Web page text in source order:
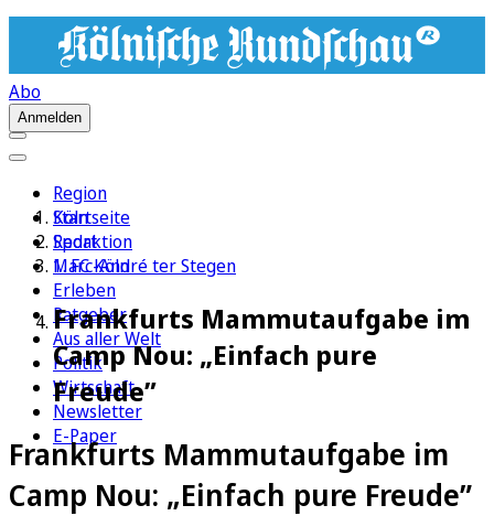
Abo
Anmelden
Region
Köln
Sport
1. FC Köln
Erleben
Ratgeber
Aus aller Welt
Politik
Wirtschaft
Newsletter
E-Paper
Startseite
Redaktion
Marc-André ter Stegen
Frankfurts Mammutaufgabe im
Camp Nou: „Einfach pure
Freude”
Frankfurts Mammutaufgabe im
Camp Nou: „Einfach pure Freude”